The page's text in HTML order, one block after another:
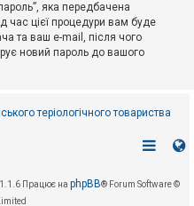
яка передбачена
час цієї процедури вам буде
та ваш e-mail, після чого
новий пароль до вашого
теріологічного товариства
Працює на phpBB® Forum Software ©